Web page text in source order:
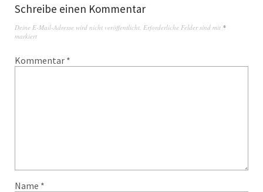
Schreibe einen Kommentar
Deine E-Mail-Adresse wird nicht veröffentlicht. Erforderliche Felder sind mit *
markiert
Kommentar *
Name *